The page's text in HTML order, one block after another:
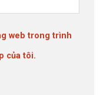
web trong trình
của tôi.